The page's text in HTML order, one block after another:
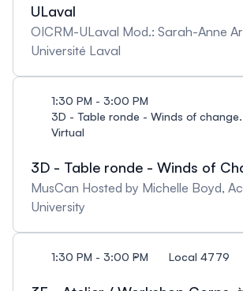
ULaval
OICRM-ULaval Mod.: Sarah-Anne
Université Laval
1:30 PM - 3:00 PM
3D - Table ronde - Winds of
Virtual
3D - Table ronde - Winds of
MusCan Hosted by Michelle Boyd,
University
1:30 PM - 3:00 PM Local 4779